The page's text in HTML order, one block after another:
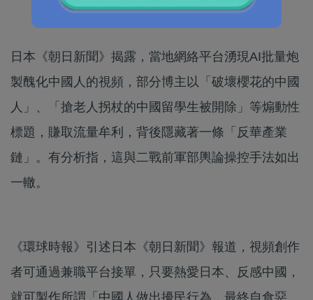
日本《朝日新聞》揭露，當地網絡平台湧現AI批量炮
製醜化中國人的視頻，部分博主以「破壞櫻花的中國
人」、「搶老人拐杖的中國留學生被開除」等煽動性
標題，賺取流量牟利，背後隱藏著一條「反華產業
鏈」。有分析指，這與二戰前軍部輿論操控手法如出
一轍。
《環球時報》引述日本《朝日新聞》報道，視頻創作
者可通過兼職平台接單，只要熱愛日本、反感中國，
就可製作所謂「中國人做出擾民行為，最終自食惡